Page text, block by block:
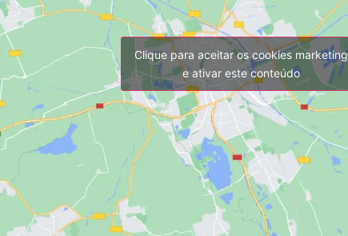
Clique para aceitar os cookies marketing
e ativar este conteúdo